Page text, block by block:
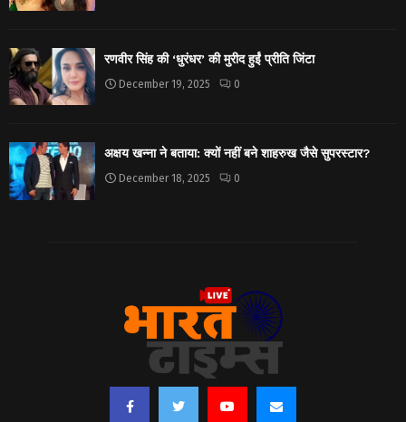
रणवीर सिंह की ‘धुरंधर’ की मुरीद हुईं प्रीति जिंटा
December 19, 2025 0
अक्षय खन्ना ने बताया: क्यों नहीं बने शाहरुख जैसे सुपरस्टार?
December 18, 2025 0